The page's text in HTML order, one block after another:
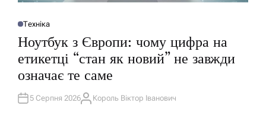
О
Б
Л
І
К
У
А
Т
Техніка
Ноутбук з Європи: чому цифра на
етикетці “стан як новий” не завжди
означає те саме
5 Серпня 2026А
Король Віктор Іванович